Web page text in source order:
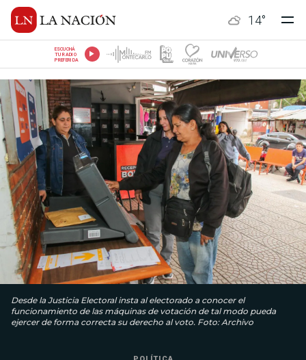
14°
ESCUCHÁ
TU RADIO
PREFERIDA
Desde la Justicia Electoral insta al electorado a conocer el
funcionamiento de las máquinas de votación de tal modo pueda
ejercer de forma correcta su derecho al voto. Foto: Archivo